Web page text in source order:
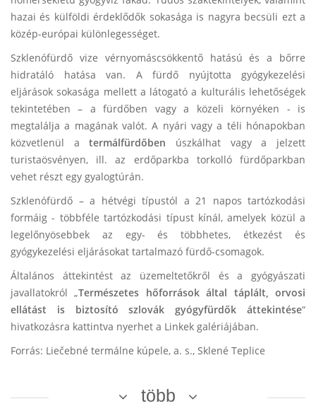
hazai és külföldi érdeklődők sokasága is nagyra becsüli ezt a
közép-európai különlegességet.
Szklenófürdő vize vérnyomáscsökkentő hatású és a bőrre
hidratáló hatása van. A fürdő nyújtotta gyógykezelési
eljárások sokasága mellett a látogató a kulturális lehetőségek
tekintetében – a fürdőben vagy a közeli környéken - is
megtalálja a magának valót. A nyári vagy a téli hónapokban
közvetlenül atermálfürdőben úszkálhat vagy a jelzett
turistaösvényen, ill. az erdőparkba torkolló fürdőparkban
vehet részt egy gyalogtúrán.
Szklenófürdő – a hétvégi típustól a 21 napos tartózkodási
formáig - többféle tartózkodási típust kínál, amelyek közül a
legelőnyösebbek az egy- és többhetes, étkezést és
gyógykezelési eljárásokat tartalmazó fürdő-csomagok.
Általános áttekintést az üzemeltetőkről és a gyógyászati
javallatokról „Természetes hőforrások által táplált, orvosi
ellátást is biztosító szlovák gyógyfürdők áttekintése“
hivatkozásra kattintva nyerhet a Linkek galériájában.
Forrás: Liečebné termálne kúpele, a. s., Sklené Teplice
több